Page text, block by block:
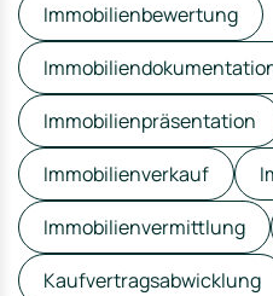
Immobilienbewertung
Immobilienpräsentation
Immobilienverkauf
Immobilienvermittlung
Kaufvertragsabwicklung